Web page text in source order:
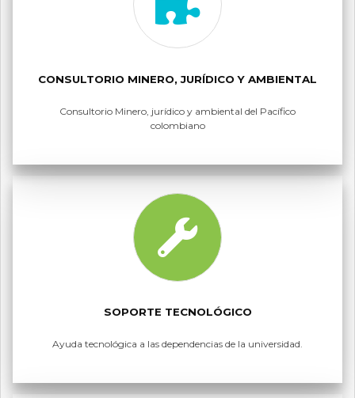
CONSULTORIO MINERO, JURÍDICO Y AMBIENTAL
Consultorio Minero, jurídico y ambiental del Pacífico
colombiano
SOPORTE TECNOLÓGICO
Ayuda tecnológica a las dependencias de la universidad.